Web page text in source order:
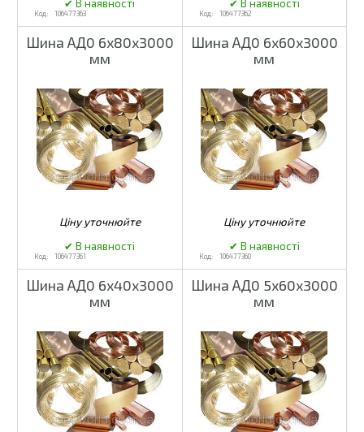
106477363 106477362
Шина АД0 6х80х3000
мм
106477361
Шина АД0 6х60х3000
мм
106477360
Шина АД0 6х40х3000
мм
Шина АД0 5х60х3000
мм